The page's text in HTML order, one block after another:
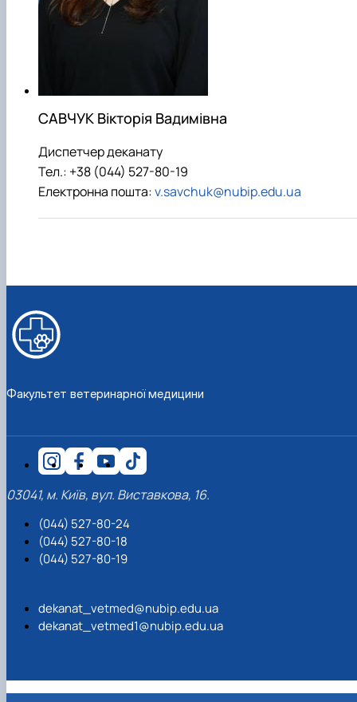
САВЧУК Вікторія Вадимівна
Диспетчер деканату
Тел.: +38 (044) 527-80-19
Електронна пошта:v.savchuk@nubip.edu.ua
Факультет ветеринарної медицини
03041, м. Київ, вул. Виставкова, 16.
(044) 527-80-24
(044) 527-80-18
(044) 527-80-19
dekanat_vetmed@nubip.edu.ua
dekanat_vetmed1@nubip.edu.ua